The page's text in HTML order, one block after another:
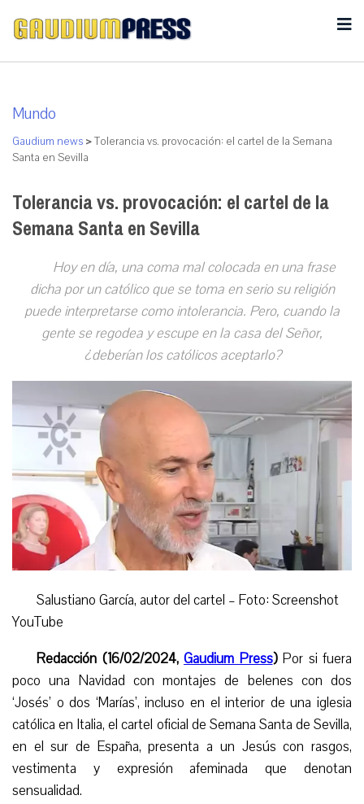
Mundo
Gaudium news >Tolerancia vs. provocación: el cartel de la Semana
Santa en Sevilla
Tolerancia vs. provocación: el cartel de la
Semana Santa en Sevilla
Hoy en día, una coma mal colocada en una frase
dicha por un católico que se toma en serio su religión
puede interpretarse como intolerancia. Pero, cuando la
gente se regodea y escupe en la casa del Señor,
¿deberían los católicos aceptarlo?
Salustiano García, autor del cartel – Foto: Screenshot
YouTube
Redacción (16/02/2024, Gaudium Press)Por si fuera
poco una Navidad con montajes de belenes con dos
‘Josés’ o dos ‘Marías’, incluso en el interior de una iglesia
católica en Italia, el cartel oficial de Semana Santa de Sevilla,
en el sur de España, presenta a un Jesús con rasgos,
vestimenta y expresión afeminada que denotan
sensualidad.